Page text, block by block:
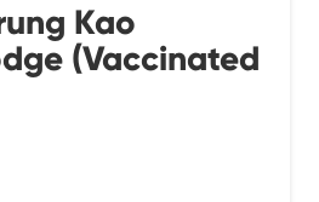
Kao
(Vaccinated